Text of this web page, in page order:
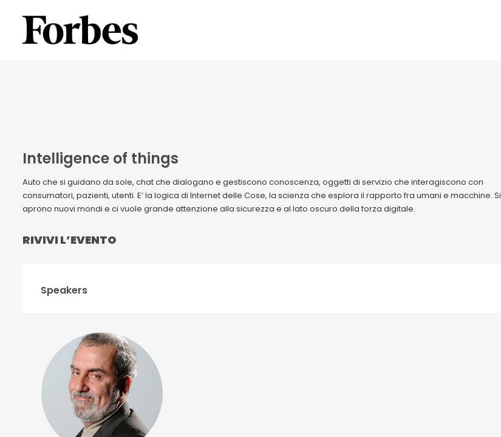
Intelligence of things
Auto che si guidano da sole, chat che dialogano e gestiscono conoscenza, oggetti di servizio che interagiscono con
consumatori, pazienti, utenti. E’ la logica di Internet delle Cose, la scienza che esplora il rapporto fra umani e macchine. Si
aprono nuovi mondi e ci vuole grande attenzione alla sicurezza e al lato oscuro della forza digitale.
RIVIVI L’EVENTO
Speakers